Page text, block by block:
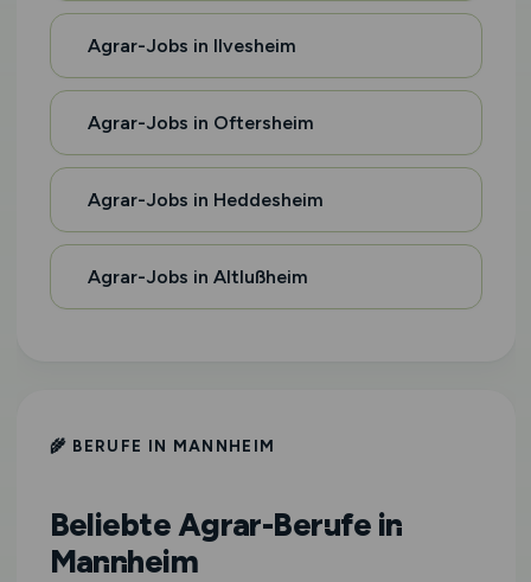
Agrar-Jobs in Ilvesheim
Agrar-Jobs in Oftersheim
Agrar-Jobs in Heddesheim
Agrar-Jobs in Altlußheim
🌾 BERUFE IN MANNHEIM
Beliebte Agrar-Berufe in
Mannheim